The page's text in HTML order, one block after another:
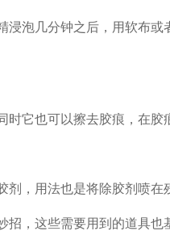
浸泡几分钟之后，用软布
时它也可以擦去胶痕，在
剂，用法也是将除胶剂喷
招，这些需要用到的道具